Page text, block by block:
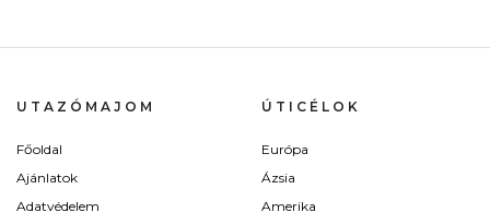
UTAZÓMAJOM
Főoldal
Ajánlatok
Adatvédelem
ÚTICÉLOK
Európa
Ázsia
Amerika